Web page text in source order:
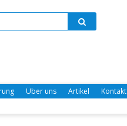
Über uns Artikel Kontakt